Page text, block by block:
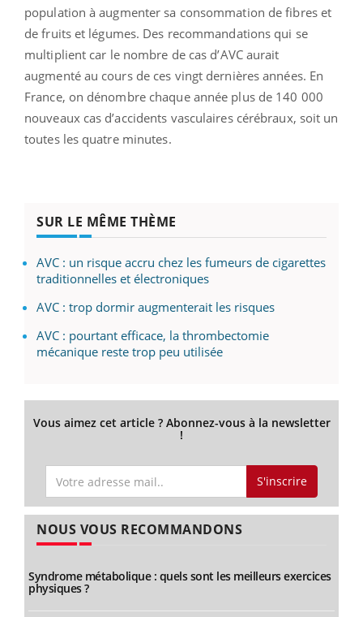
population à augmenter sa consommation de fibres et
de fruits et légumes. Des recommandations qui se
multiplient car le nombre de cas d’AVC aurait
augmenté au cours de ces vingt dernières années. En
France, on dénombre chaque année plus de 140 000
nouveaux cas d’accidents vasculaires cérébraux, soit un
toutes les quatre minutes.
SUR LE MÊME THÈME
AVC : un risque accru chez les fumeurs de cigarettes
traditionnelles et électroniques
AVC : trop dormir augmenterait les risques
AVC : pourtant efficace, la thrombectomie
mécanique reste trop peu utilisée
Vous aimez cet article ? Abonnez-vous à la newsletter
!
S'inscrire
NOUS VOUS RECOMMANDONS
Syndrome métabolique : quels sont les meilleurs exercices
physiques ?